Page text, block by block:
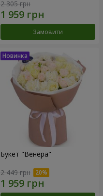
2 305 грн
Замовити
Букет "Венера"
2 449 грн